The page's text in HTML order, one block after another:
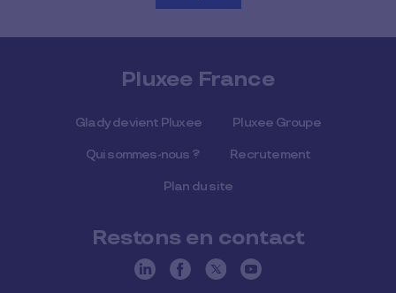
Pluxee France
Glady devient Pluxee Pluxee Groupe
Qui sommes-nous ? Recrutement
Plan du site
Restons en contact